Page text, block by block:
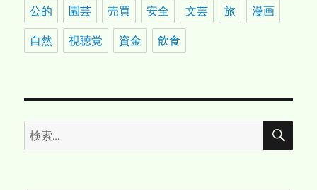
公的 園芸 売買 安全 文芸 旅 漫画
自然 視聴覚 資金 飲食
検
索:
検